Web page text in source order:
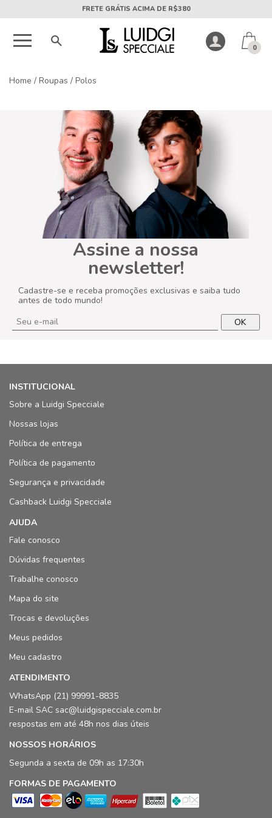
FRETE GRÁTIS ACIMA DE R$380
0
Home / Roupas / Polos
Assine a nossa
newsletter!
Cadastre-se e receba promoções exclusivas e saiba tudo
antes de todo mundo!
OK
INSTITUCIONAL
Sobre a Luidgi Specciale
Nossas lojas
Política de entrega
Política de pagamento
Segurança e privacidade
Cashback Luidgi Specciale
AJUDA
Fale conosco
Dúvidas frequentes
Trabalhe conosco
Mapa do site
Trocas e devoluções
Meus pedidos
Meu cadastro
ATENDIMENTO
WhatsApp (21) 99991-8835
E-mail SAC sac@luidgispecciale.com.br
respostas em até 48h nos dias úteis
NOSSOS HORÁRIOS
Segunda a sexta de 09h as 17:30h
FORMAS DE PAGAMENTO